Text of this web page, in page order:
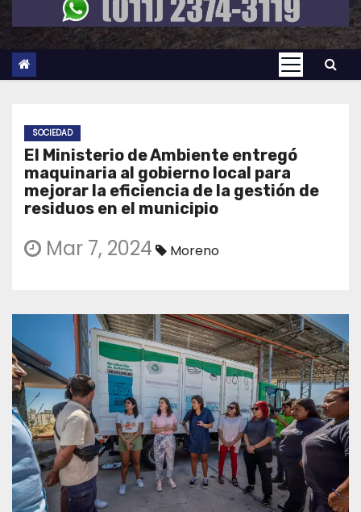
SOCIEDAD
El Ministerio de Ambiente entregó
maquinaria al gobierno local para
mejorar la eficiencia de la gestión de
residuos en el municipio
Mar 7, 2024 Moreno